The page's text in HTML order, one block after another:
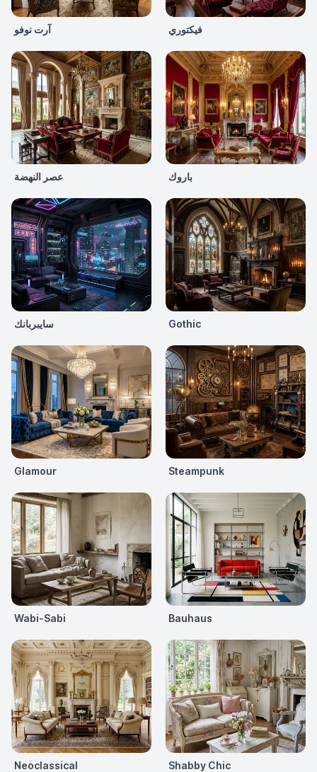
آرت نوفو فيكتوري
عصر النهضة باروك
سايبربانك Gothic
Glamour Steampunk
Wabi-Sabi Bauhaus
Neoclassical Shabby Chic